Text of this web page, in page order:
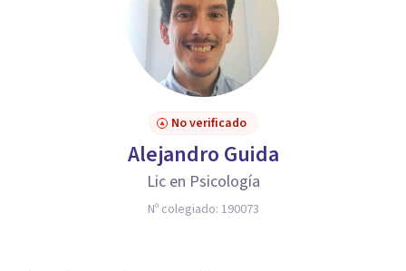
No verificado
Alejandro Guida
Lic en Psicología
Nº colegiado: 190073